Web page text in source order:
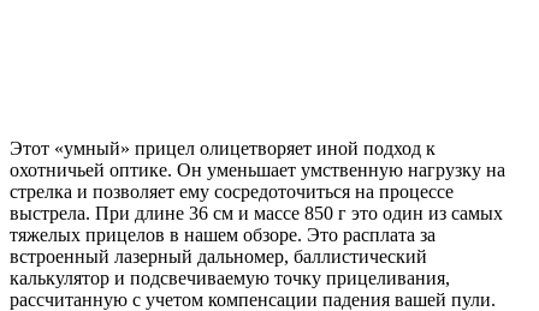
Этот «умный» прицел олицетворяет иной подход к
охотничьей оптике. Он уменьшает умственную нагрузку на
стрелка и позволяет ему сосредоточиться на процессе
выстрела. При длине 36 см и массе 850 г это один из самых
тяжелых прицелов в нашем обзоре. Это расплата за
встроенный лазерный дальномер, баллистический
калькулятор и подсвечиваемую точку прицеливания,
рассчитанную с учетом компенсации падения вашей пули.